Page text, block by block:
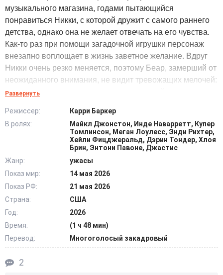
музыкального магазина, годами пытающийся
понравиться Никки, с которой дружит с самого раннего
детства, однако она не желает отвечать на его чувства.
Как-то раз при помощи загадочной игрушки персонаж
внезапно воплощает в жизнь заветное желание. Вдруг
Никки очень резко меняется, поэтому Беар, замерший от
неожиданного внимания, не видит тревожащих мелочей:
взгляд героини превратился в рассеянный, жесты стали
навязчивым притяжением. В то время как он старается
начать понимать, что случилось, выясняется — воля
неизвестного грубо нарушила сознание этой девушки,
после чего внимание было обращено на главного героя.
Этот хоррор рассказывает, как желание становится
ловушкой. Беар всячески пытается уничтожить игрушку,
но та постоянно возвращается. Никки ежедневно
становится очень опасной и непредсказуемой. Мужчина
понимает, что они теперь оба стали одержимыми.
@Filmix.fan
Развернуть
Режиссер:
Карри Баркер
В ролях:
Майкл Джонстон, Инде Наварретт, Купер
Томлинсон, Меган Лоулесс, Энди Рихтер,
Хейли Фицджеральд, Дэрин Тондер, Хлоя
Брин, Энтони Павоне, Джастис
Жанр:
ужасы
Показ мир:
14 мая 2026
Показ РФ:
21 мая 2026
Страна:
США
Год:
2026
Время:
(1 ч 48 мин)
Перевод:
Многоголосый закадровый
2